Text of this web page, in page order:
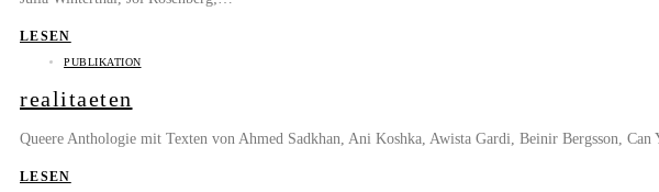
LESEN
PUBLIKATION
realitaeten
Queere Anthologie mit Texten von Ahmed Sadkhan, Ani Koshka, Awista Gardi, Beinir Bergsson,
LESEN